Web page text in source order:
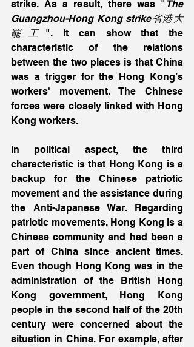
strike. As a result, there was " The
Guangzhou-Hong Kong strike省港大
罷工 ". It can show that the
characteristic of the relations
between the two places is that China
was a trigger for the Hong Kong’s
workers' movement. The Chinese
forces were closely linked with Hong
Kong workers.
In political aspect, the third
characteristic is that Hong Kong is a
backup for the Chinese patriotic
movement and the assistance during
the Anti-Japanese War. Regarding
patriotic movements, Hong Kong is a
Chinese community and had been a
part of China since ancient times.
Even though Hong Kong was in the
administration of the British Hong
Kong government, Hong Kong
people in the second half of the 20th
century were concerned about the
situation in China. For example, after